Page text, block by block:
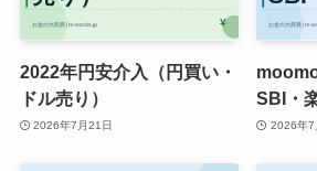
2022年円安介入（円買い・
ドル売り）
2026年7月21日
SBI・
2026年7